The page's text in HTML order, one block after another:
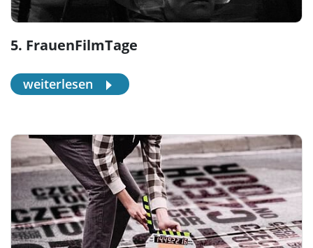
5. FrauenFilmTage
weiterlesen